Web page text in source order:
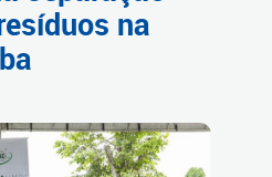
na